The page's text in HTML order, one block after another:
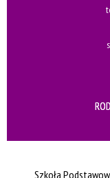
Szkoła